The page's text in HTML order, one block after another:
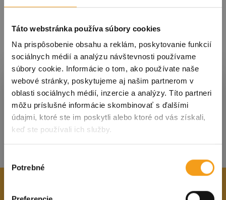
Táto webstránka používa súbory cookies
Na prispôsobenie obsahu a reklám, poskytovanie funkcií
sociálnych médií a analýzu návštevnosti používame
súbory cookie. Informácie o tom, ako používate naše
webové stránky, poskytujeme aj našim partnerom v
oblasti sociálnych médií, inzercie a analýzy. Títo partneri
môžu príslušné informácie skombinovať s ďalšími
údajmi, ktoré ste im poskytli alebo ktoré od vás získali,
keď ste používali ich služby.
súhlasu
Potrebné
Prihláste sa k odberu noviniek
S nami ste vždy v obraze! Prihláste sa na odber
noviniek a dostávajte tie
informácie o podujatiach a dianí v mestepriamo
spracovaním